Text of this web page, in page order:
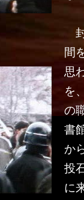
間
思
を
の
書
か
投
に